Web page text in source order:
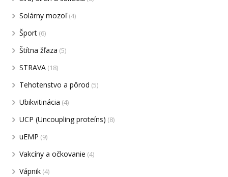
Solárny mozoľ(4)
Šport (6)
Štítna žľaza (5)
STRAVA (18)
Tehotenstvo a pôrod (5)
Ubikvitinácia (4)
UCP (Uncoupling proteíns) (8)
uEMP (9)
Vakcíny a očkovanie (4)
Vápnik (4)